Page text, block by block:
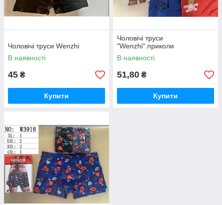
Чоловічі труси Wenzhi
В наявності
45 ₴
Купити
Чоловічі труси
"Wenzhi".приколи
В наявності
51,80 ₴
Купити